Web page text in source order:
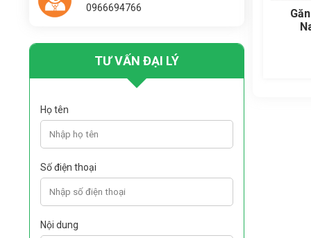
0966694766
TƯ VẤN ĐẠI LÝ
Họ tên
Số điện thoại
Nội dung